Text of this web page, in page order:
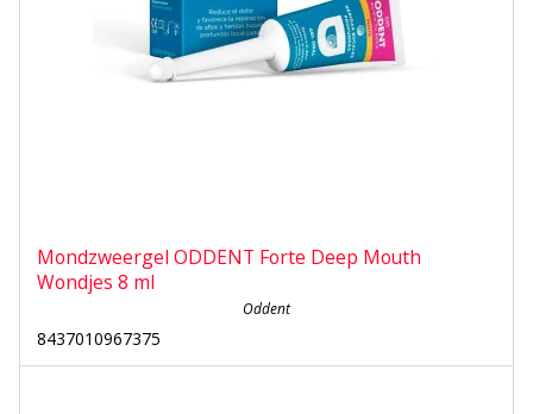
Mondzweergel ODDENT Forte Deep Mouth
Wondjes 8 ml
Oddent
8437010967375